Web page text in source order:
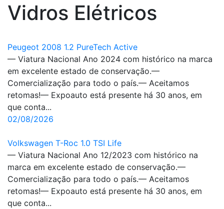
Vidros Elétricos
Peugeot 2008 1.2 PureTech Active
— Viatura Nacional Ano 2024 com histórico na marca
em excelente estado de conservação.—
Comercialização para todo o país.— Aceitamos
retomas!— Expoauto está presente há 30 anos, em
que conta...
02/08/2026
Volkswagen T-Roc 1.0 TSI Life
— Viatura Nacional Ano 12/2023 com histórico na
marca em excelente estado de conservação.—
Comercialização para todo o país.— Aceitamos
retomas!— Expoauto está presente há 30 anos, em
que conta...